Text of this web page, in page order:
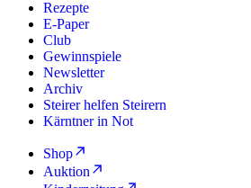
Rezepte
E-Paper
Club
Gewinnspiele
Newsletter
Archiv
Steirer helfen Steirern
Kärntner in Not
Shop
Auktion